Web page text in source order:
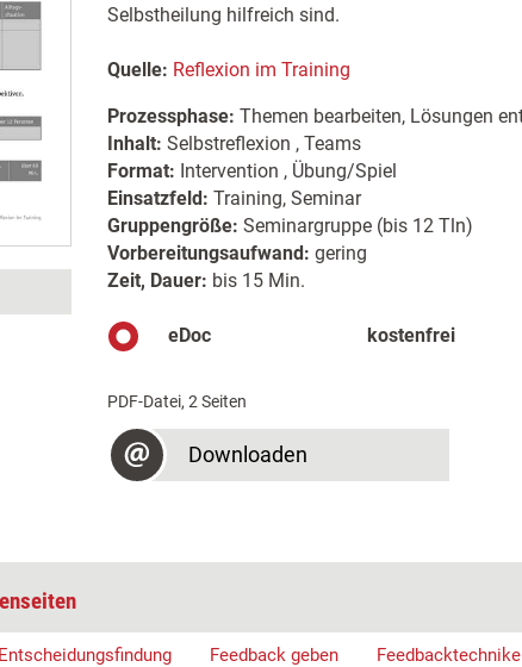
Selbstheilung hilfreich sind.
Quelle: Reflexion im Training
Prozessphase: Themen bearbeiten, Lösungen
Inhalt: Selbstreflexion , Teams
Format: Intervention , Übung/Spiel
Einsatzfeld: Training, Seminar
Gruppengröße: Seminargruppe (bis 12 Tln)
Vorbereitungsaufwand: gering
Zeit, Dauer: bis 15 Min.
eDoc kostenfrei
PDF-Datei, 2 Seiten
Downloaden
Entscheidungsfindung Feedback geben